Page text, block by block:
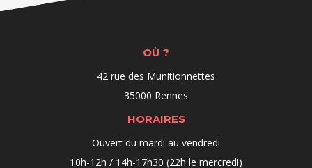
OÙ ?
42 rue des Munitionnettes
35000 Rennes
HORAIRES
Ouvert du mardi au vendredi
10h-12h / 14h-17h30 (22h le mercredi)